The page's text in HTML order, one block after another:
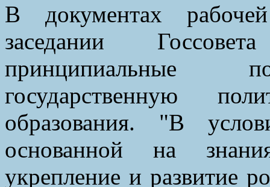
В документах
заседании
принципиальные
государственную
образования. "В
основанной на
укрепление и развитие